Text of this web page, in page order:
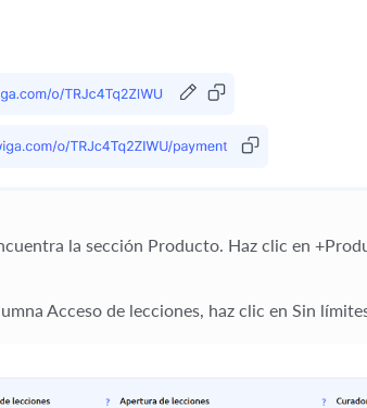
la sección Producto . Haz clic en
Acceso de lecciones , haz clic en Sin